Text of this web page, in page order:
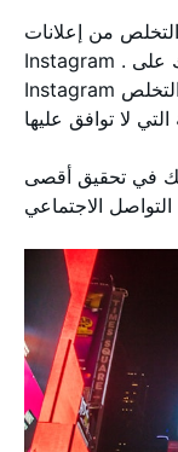
من إعلانات
Instagram . سيساعدك ذلك في تخصيص تجربتك على
Instagram لتجنب الإعلانات التي لا تهمك. يمكنك أيضًا التخلص
في تحقيق أقصى